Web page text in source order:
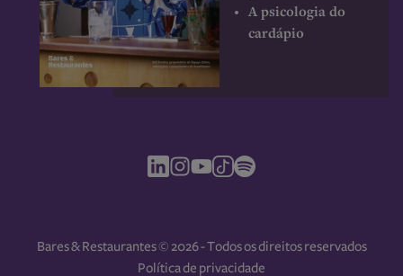
A psicologia do
cardápio
Bares & Restaurantes © 2026 - Todos os direitos reservados
Política de privacidade